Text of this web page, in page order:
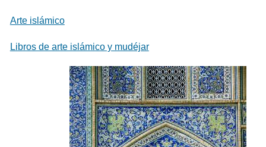
Arte islámico
Libros de arte islámico y mudéjar